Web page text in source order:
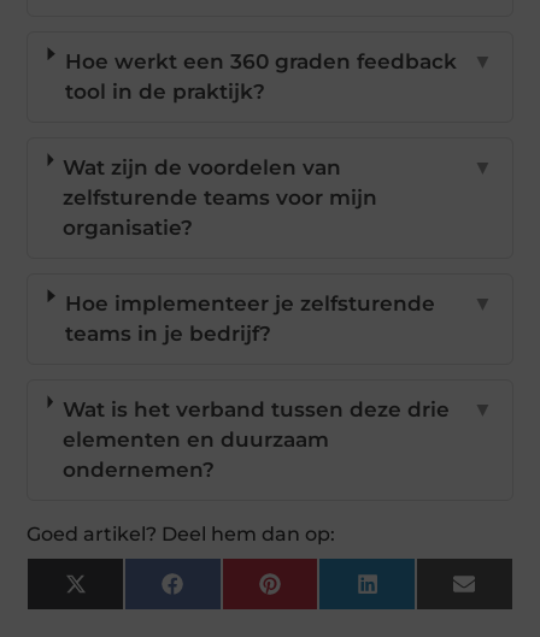
Hoe werkt een 360 graden feedback
tool in de praktijk?
▼
Wat zijn de voordelen van
zelfsturende teams voor mijn
organisatie?
▼
Hoe implementeer je zelfsturende
teams in je bedrijf?
▼
Wat is het verband tussen deze drie
elementen en duurzaam
ondernemen?
▼
Goed artikel? Deel hem dan op:
X
(Twitter)
FacebookPinterestLinkedInEmail